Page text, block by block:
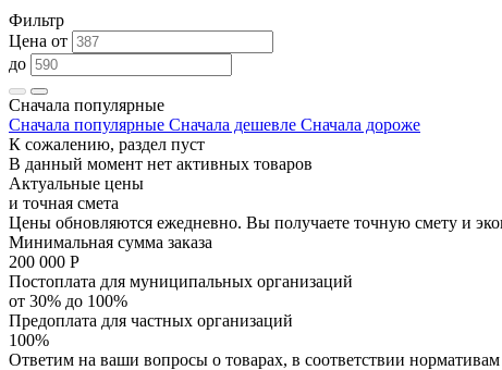
Фильтр
Цена от
до
Сначала популярные
Сначала популярные Сначала дешевле Сначала дороже
К сожалению, раздел пуст
В данный момент нет активных товаров
Актуальные цены
и точная смета
Цены обновляются ежедневно. Вы получаете точную смету и
Минимальная сумма заказа
200 000 Р
Постоплата для муниципальных организаций
от 30% до 100%
Предоплата для частных организаций
100%
Ответим на ваши вопросы о товарах, в соответствии